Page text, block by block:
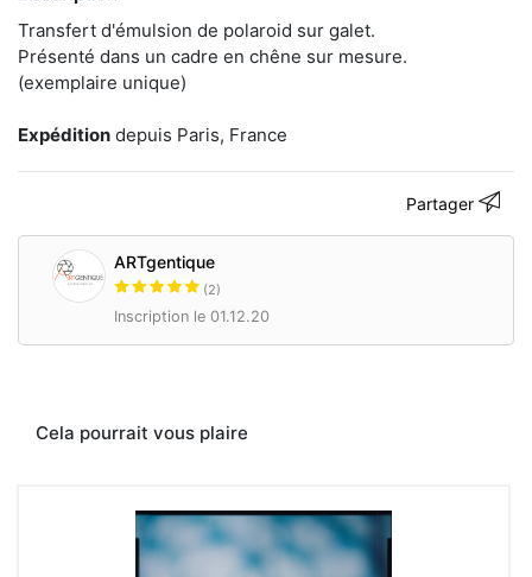
noire.
http://www.artgentique.com/
Contacter
Transfert d'émulsion de polaroid sur galet.
Présenté dans un cadre en chêne sur mesure.
(exemplaire unique)
Expédition depuis Paris, France
Partager
ARTgentique
(2)
Inscription le 01.12.20
Cela pourrait vous plaire